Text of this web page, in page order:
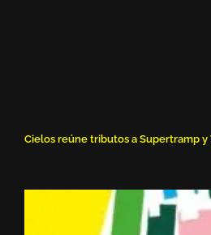
Cielos reúne tributos a Supertramp y